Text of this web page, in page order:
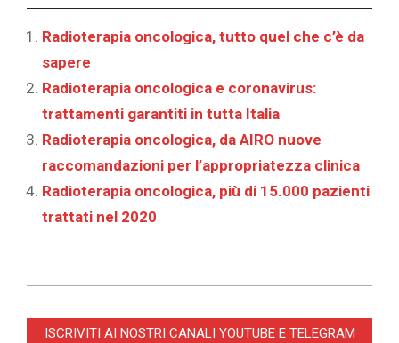
Radioterapia oncologica, tutto quel che c’è da
sapere
Radioterapia oncologica e coronavirus:
trattamenti garantiti in tutta Italia
Radioterapia oncologica, da AIRO nuove
raccomandazioni per l’appropriatezza clinica
Radioterapia oncologica, più di 15.000 pazienti
trattati nel 2020
10-
ISCRIVITI AI NOSTRI CANALI YOUTUBE E TELEGRAM